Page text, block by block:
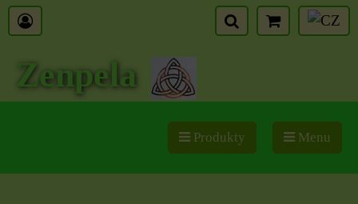
Zenpela
Produkty Menu